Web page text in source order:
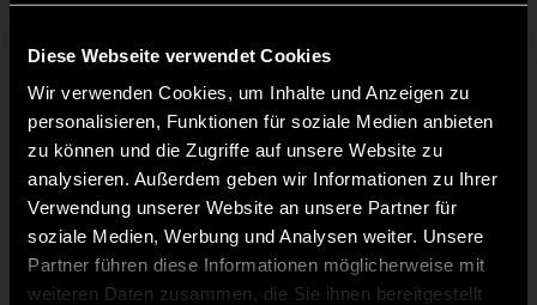
Diese Webseite verwendet Cookies
Wir verwenden Cookies, um Inhalte und Anzeigen zu
personalisieren, Funktionen für soziale Medien anbieten
zu können und die Zugriffe auf unsere Website zu
analysieren. Außerdem geben wir Informationen zu Ihrer
Verwendung unserer Website an unsere Partner für
soziale Medien, Werbung und Analysen weiter. Unsere
Partner führen diese Informationen möglicherweise mit
weiteren Daten zusammen, die Sie ihnen bereitgestellt
45' TOR 3:6, FELDTOR
LaurenzVoigt